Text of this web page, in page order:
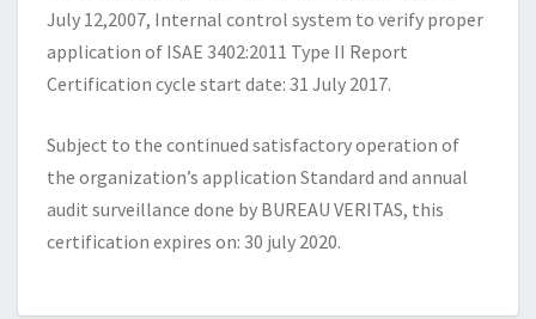
July 12,2007, Internal control system to verify proper
application of ISAE 3402:2011 Type II Report
Certification cycle start date: 31 July 2017.
Subject to the continued satisfactory operation of
the organization’s application Standard and annual
audit surveillance done by BUREAU VERITAS, this
certification expires on: 30 july 2020.